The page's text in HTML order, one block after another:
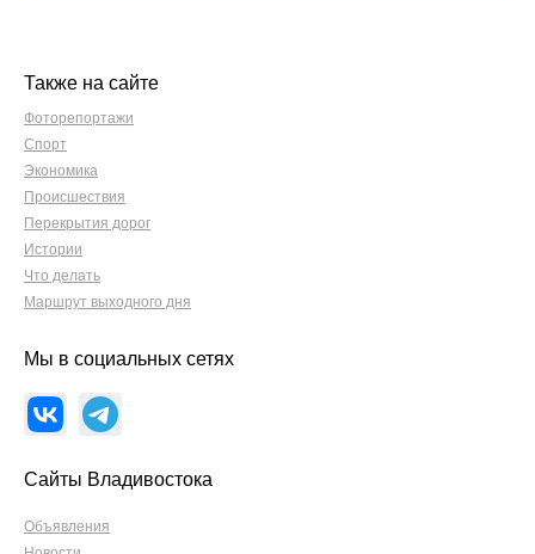
Также на сайте
Фоторепортажи
Спорт
Экономика
Происшествия
Перекрытия дорог
Истории
Что делать
Маршрут выходного дня
Мы в социальных сетях
Сайты Владивостока
Объявления